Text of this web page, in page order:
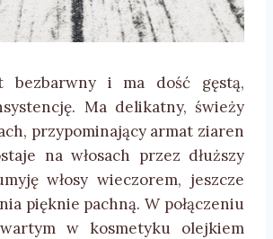
bezbarwny i ma dość gęstą,
Ma delikatny, świeży
przypominający armat ziaren
na włosach przez dłuższy
włosy wieczorem, jeszcze
pięknie pachną. W połączeniu
w kosmetyku olejkiem